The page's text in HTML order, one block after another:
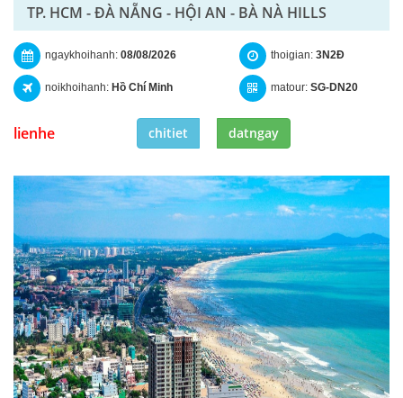
TP. HCM - ĐÀ NẴNG - HỘI AN - BÀ NÀ HILLS
ngaykhoihanh: 08/08/2026
noikhoihanh: Hồ Chí Minh
thoigian: 3N2Đ
matour: SG-DN20
lienhe chitiet datngay